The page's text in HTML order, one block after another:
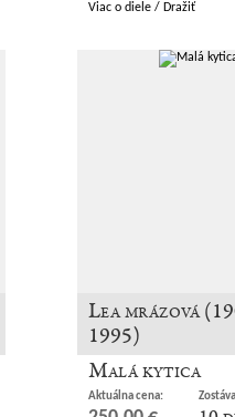
Viac o diele / Dražiť
Lea mrázová
1995)
Malá kytica
Aktuálna cena: